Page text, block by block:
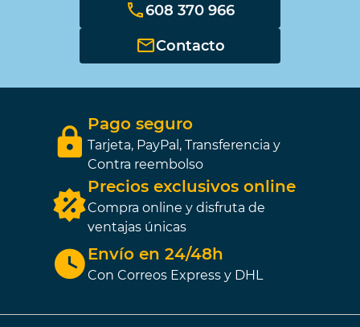
608 370 966
Contacto
Pago seguro
Tarjeta, PayPal, Transferencia y
Contra reembolso
Precios exclusivos online
Compra online y disfruta de
ventajas únicas
Envío en 24/48h
Con Correos Express y DHL